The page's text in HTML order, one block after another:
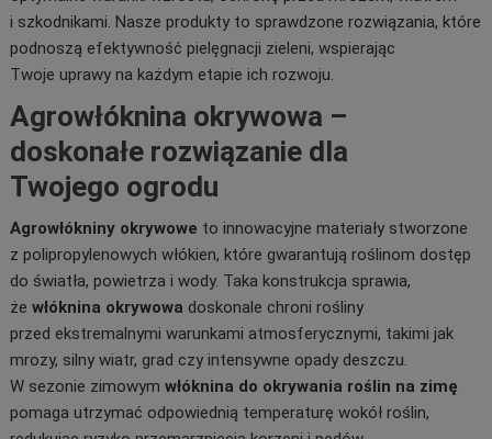
i szkodnikami. Nasze produkty to sprawdzone rozwiązania, które
podnoszą efektywność pielęgnacji zieleni, wspierając
Twoje uprawy na każdym etapie ich rozwoju.
Agrowłóknina okrywowa –
doskonałe rozwiązanie dla
Twojego ogrodu
Agrowłókniny okrywowe to innowacyjne materiały stworzone
z polipropylenowych włókien, które gwarantują roślinom dostęp
do światła, powietrza i wody. Taka konstrukcja sprawia,
że włóknina okrywowa doskonale chroni rośliny
przed ekstremalnymi warunkami atmosferycznymi, takimi jak
mrozy, silny wiatr, grad czy intensywne opady deszczu.
W sezonie zimowym włóknina do okrywania roślin na zimę
pomaga utrzymać odpowiednią temperaturę wokół roślin,